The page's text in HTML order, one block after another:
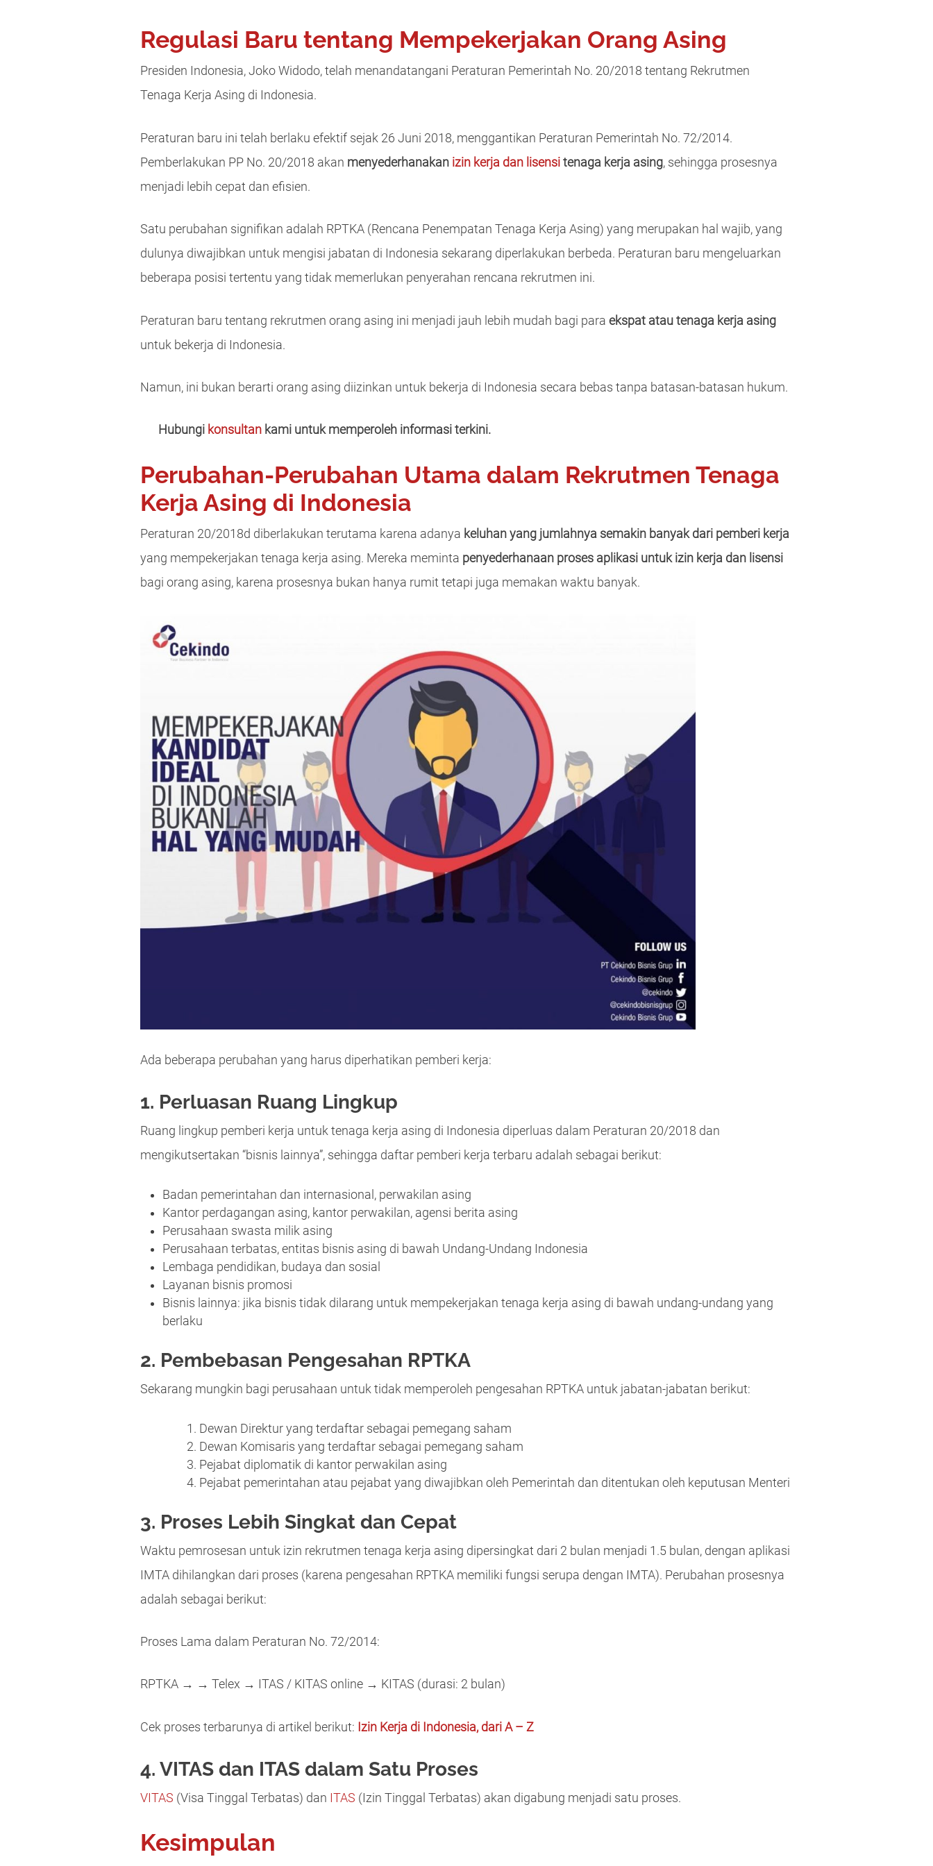
Regulasi Baru tentang Mempekerjakan Orang Asing
Presiden Indonesia, Joko Widodo, telah menandatangani Peraturan Pemerintah No. 20/2018 tentang Rekrutmen
Tenaga Kerja Asing di Indonesia.
Peraturan baru ini telah berlaku efektif sejak 26 Juni 2018, menggantikan Peraturan Pemerintah No. 72/2014.
Pemberlakukan PP No. 20/2018 akan menyederhanakan izin kerja dan lisensi tenaga kerja asing, sehingga prosesnya
menjadi lebih cepat dan efisien.
Satu perubahan signifikan adalah RPTKA (Rencana Penempatan Tenaga Kerja Asing) yang merupakan hal wajib, yang
dulunya diwajibkan untuk mengisi jabatan di Indonesia sekarang diperlakukan berbeda. Peraturan baru mengeluarkan
beberapa posisi tertentu yang tidak memerlukan penyerahan rencana rekrutmen ini.
Peraturan baru tentang rekrutmen orang asing ini menjadi jauh lebih mudah bagi para ekspat atau tenaga kerja asing
untuk bekerja di Indonesia.
Namun, ini bukan berarti orang asing diizinkan untuk bekerja di Indonesia secara bebas tanpa batasan-batasan hukum.
Hubungi konsultan kami untuk memperoleh informasi terkini.
Perubahan-Perubahan Utama dalam Rekrutmen Tenaga
Kerja Asing di Indonesia
Peraturan 20/2018d diberlakukan terutama karena adanya keluhan yang jumlahnya semakin banyak dari pemberi kerja
yang mempekerjakan tenaga kerja asing. Mereka meminta penyederhanaan proses aplikasi untuk izin kerja dan lisensi
bagi orang asing, karena prosesnya bukan hanya rumit tetapi juga memakan waktu banyak.
Ada beberapa perubahan yang harus diperhatikan pemberi kerja:
1. Perluasan Ruang Lingkup
Ruang lingkup pemberi kerja untuk tenaga kerja asing di Indonesia diperluas dalam Peraturan 20/2018 dan
mengikutsertakan “bisnis lainnya”, sehingga daftar pemberi kerja terbaru adalah sebagai berikut:
Badan pemerintahan dan internasional, perwakilan asing
Kantor perdagangan asing, kantor perwakilan, agensi berita asing
Perusahaan swasta milik asing
Perusahaan terbatas, entitas bisnis asing di bawah Undang-Undang Indonesia
Lembaga pendidikan, budaya dan sosial
Layanan bisnis promosi
Bisnis lainnya: jika bisnis tidak dilarang untuk mempekerjakan tenaga kerja asing di bawah undang-undang yang
berlaku
2. Pembebasan Pengesahan RPTKA
Sekarang mungkin bagi perusahaan untuk tidak memperoleh pengesahan RPTKA untuk jabatan-jabatan berikut:
Dewan Direktur yang terdaftar sebagai pemegang saham
Dewan Komisaris yang terdaftar sebagai pemegang saham
Pejabat diplomatik di kantor perwakilan asing
Pejabat pemerintahan atau pejabat yang diwajibkan oleh Pemerintah dan ditentukan oleh keputusan Menteri
3. Proses Lebih Singkat dan Cepat
Waktu pemrosesan untuk izin rekrutmen tenaga kerja asing dipersingkat dari 2 bulan menjadi 1.5 bulan, dengan aplikasi
IMTA dihilangkan dari proses (karena pengesahan RPTKA memiliki fungsi serupa dengan IMTA). Perubahan prosesnya
adalah sebagai berikut:
Proses Lama dalam Peraturan No. 72/2014:
RPTKA → → Telex → ITAS / KITAS online → KITAS (durasi: 2 bulan)
Cek proses terbarunya di artikel berikut: Izin Kerja di Indonesia, dari A – Z
4. VITAS dan ITAS dalam Satu Proses
VITAS (Visa Tinggal Terbatas) dan ITAS (Izin Tinggal Terbatas) akan digabung menjadi satu proses.
Kesimpulan